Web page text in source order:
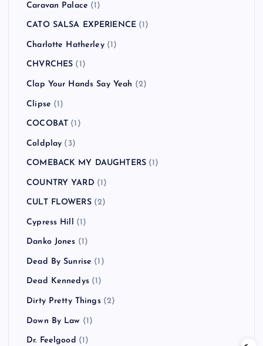
Caravan Palace (1)
CATO SALSA EXPERIENCE (1)
Charlotte Hatherley(1)
CHVRCHES (1)
Clap Your Hands Say Yeah (2)
Clipse (1)
COCOBAT (1)
Coldplay (3)
COMEBACK MY DAUGHTERS (1)
COUNTRY YARD (1)
CULT FLOWERS(2)
Cypress Hill (1)
Danko Jones (1)
Dead By Sunrise (1)
Dead Kennedys(1)
Dirty Pretty Things(2)
Down By Law (1)
Dr. Feelgood (1)